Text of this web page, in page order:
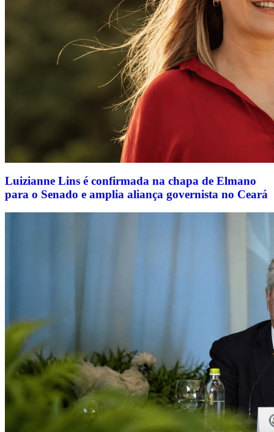
Luizianne Lins é confirmada na chapa de Elmano
para o Senado e amplia aliança governista no Ceará